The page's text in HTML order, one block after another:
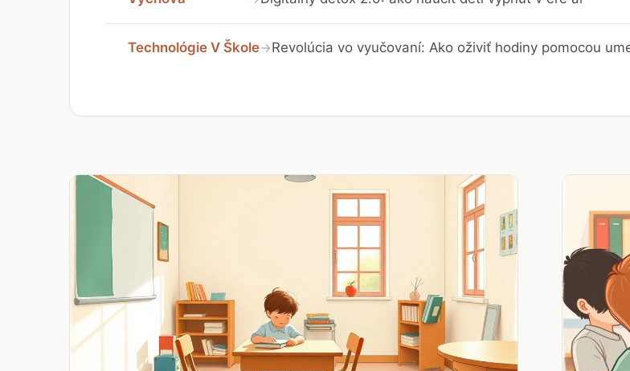
Technológie V Škole→Revolúcia vo vyučovaní: Ako oživiť hodiny pomocou